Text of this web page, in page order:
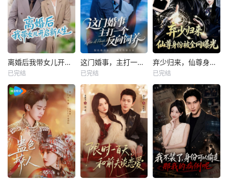
离婚后我带女儿开启新人生
已完结
这门婚事，主打一个反向饲养
已完结
弃少归来，仙尊身份被全网曝光
已完结